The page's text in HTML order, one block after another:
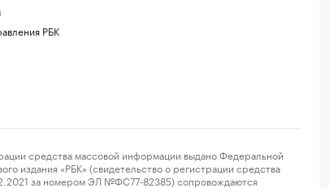
РБК
средства массовой информации выдано Федеральной
издания «РБК» (свидетельство о регистрации средства
за номером ЭЛ №ФС77-82385) сопровождаются